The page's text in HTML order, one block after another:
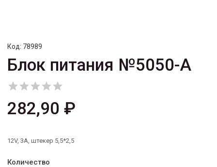
Код: 78989
Блок питания №5050-A

282,90 ₽
12V, 3A, штекер 5,5*2,5
Количество